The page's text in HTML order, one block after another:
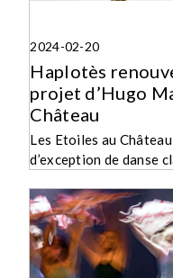
2024-02-20
Haplotès
projet d’Hugo
Château
Les Etoiles au
d’exception de danse